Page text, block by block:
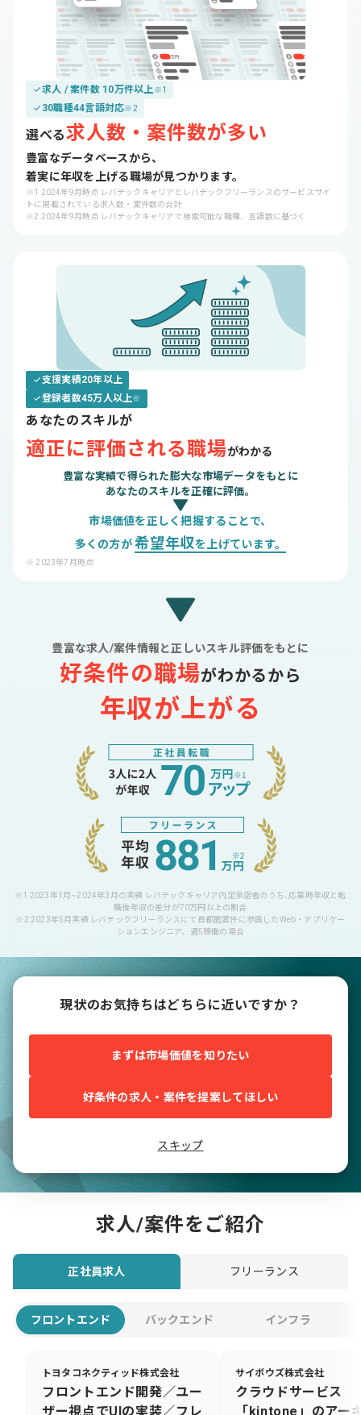
求人 / 案件数 10万件以上 ※1
30職種44言語対応※2
選べる求人数・案件数が多い
豊富なデータベースから、
着実に年収を上げる職場が見つかります。
※1 2024年9月時点 レバテックキャリアとレバテックフリーランスのサービスサイ
トに掲載されている求人数・案件数の合計
※2 2024年9月時点 レバテックキャリアで検索可能な職種、言語数に基づく
支援実績20年以上
登録者数45万人以上※
あなたのスキルが
適正に評価される職場がわかる
豊富な実績で得られた膨大な市場データをもとに
あなたのスキルを正確に評価。
市場価値を正しく把握することで、
多くの方が希望年収を上げています。
※ 2023年7月時点
豊富な求人/案件情報と正しいスキル評価をもとに
好条件の職場がわかるから
年収が上がる
※1 2023年1月~2024年3月の実績 レバテックキャリア内定承諾者のうち､応募時年収と転
職後年収の差分が70万円以上の割合
※2 2023年5月実績 レバテックフリーランスにて首都圏案件に参画したWeb・アプリケー
ションエンジニア、週5稼働の場合
現状のお気持ちはどちらに近いですか？
まずは市場価値を知りたい
好条件の求人・案件を提案してほしい
スキップ
求人/案件をご紹介
正社員求人 フリーランス
フロントエンド バックエンド インフラ
トヨタコネクティッド株式会社
フロントエンド開発／ユー
ザー視点でUIの実装／フレ
サイボウズ株式会社
クラウドサービス
「kintone」のアー